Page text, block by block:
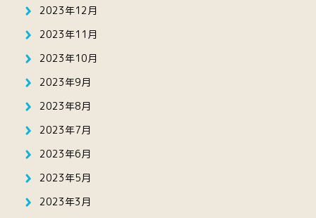
2023年12月
2023年11月
2023年10月
2023年9月
2023年8月
2023年7月
2023年6月
2023年5月
2023年3月